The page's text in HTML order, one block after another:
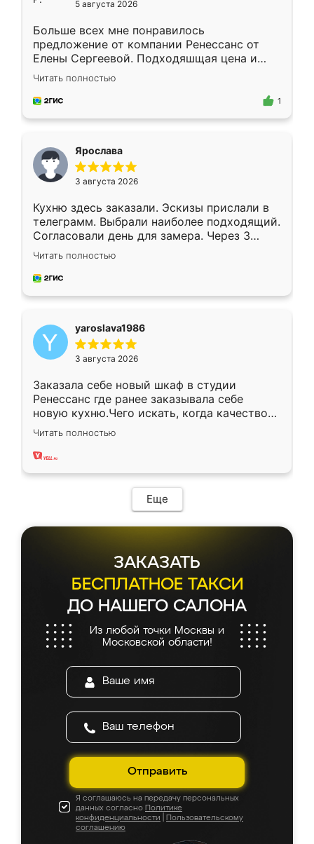
5 августа 2026
Больше всех мне понравилось
предложение от компании Ренессанс от
Елены Сергеевой. Подходяшщая цена и
короткие сроки изготовления. Приехавший
для замера сотрудник Владислав
предложил по моему эскизу самый
Читать полностью
1
Ярослава
3 августа 2026
Кухню здесь заказали. Эскизы прислали в
телеграмм. Выбрали наиболее подходящий.
Согласовали день для замера. Через 3
недели кухня была уже готова. Остались
довольны работой. Спасибо Ренессанс
мебель за качественную работу!
Читать полностью
yaroslava1986
3 августа 2026
Заказала себе новый шкаф в студии
Ренессанс где ранее заказывала себе
новую кухню.Чего искать, когда качеством
вполне довольна. Служит кухня уже почти
два года, нареканий нет.
Читать полностью
Еще
ЗАКАЗАТЬ
БЕСПЛАТНОЕ ТАКСИ
ДО НАШЕГО САЛОНА
Из любой точки Москвы и
Московской области!
Отправить
Я соглашаюсь на передачу персональных
данных согласно Политике
конфиденциальности
Пользовательскому
соглашению